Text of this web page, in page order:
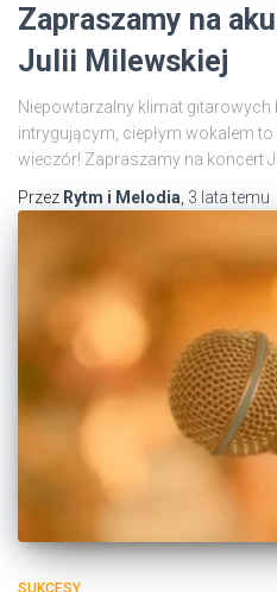
Zapraszamy na
Julii Milewskiej
Niepowtarzalny klimat gitarowych
intrygującym, ciepłym wokalem
wieczór! Zapraszamy na koncert
Przez Rytm i Melodia 3 latatemu
SUKCESY